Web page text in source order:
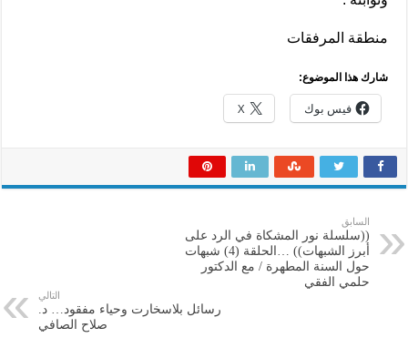
منطقة المرفقات
شارك هذا الموضوع:
فيس بوك X
السابق
((سلسلة نور المشكاة في الرد على
أبرز الشبهات)) …الحلقة (4) شبهات
حول السنة المطهرة / مع الدكتور
حلمي الفقي
التالي
رسائل بلاسخارت وحياء مفقود… د.
صلاح الصافي